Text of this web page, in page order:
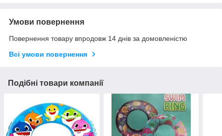
Умови повернення
Повернення товару впродовж 14 днів за домовленістю
Всі умови повернення
Подібні товари компанії